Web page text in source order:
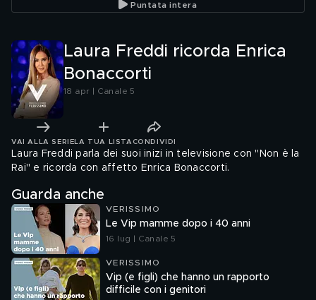
Puntata intera
Laura Freddi ricorda Enrica
Bonaccorti
18 apr | Canale 5
VAI ALLA SERIE LA TUA LISTA CONDIVIDI
Laura Freddi parla dei suoi inizi in televisione con "Non è la
Rai" e ricorda con affetto Enrica Bonaccorti.
Guarda anche
VERISSIMO
Le Vip mamme dopo i 40 anni
16 lug | Canale 5
VERISSIMO
Vip (e figli) che hanno un rapporto
difficile con i genitori